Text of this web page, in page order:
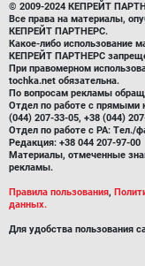
© 2009-2024 КЕПРЕЙТ
Все права на материалы,
КЕПРЕЙТ ПАРТНЕРС.
Какое-либо использование
КЕПРЕЙТ ПАРТНЕРС
При правомерном
tochka.net обязательна.
По вопросам рекламы
Отдел по работе с прямыми
(044) 207-33-05, +38 (044)
Отдел по работе с РА: Тел./
Редакция: +38 044 207-97-00
Материалы, отмеченные
рекламы.
Правила пользования,
данных.
Для удобства пользования